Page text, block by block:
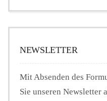
NEWSLETTER
Mit Absenden des
Sie unseren Newsletter